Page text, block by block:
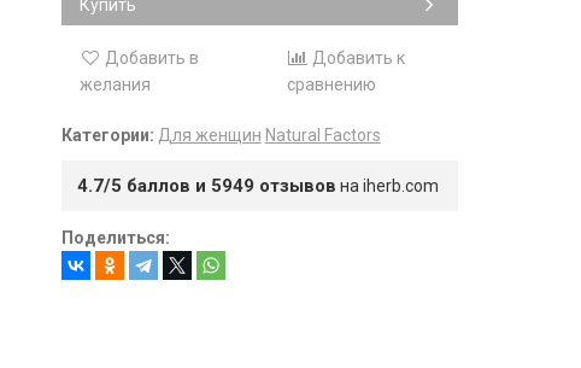
Купить
Добавить в
желания
Добавить к
сравнению
Категории: Для женщин Natural Factors
4.7/5 баллов и 5949 отзывов на iherb.com
Поделиться: